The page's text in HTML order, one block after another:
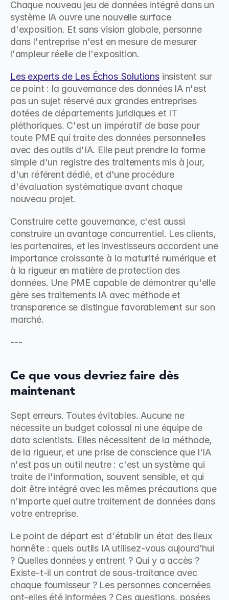
Chaque nouveau jeu de données intégré dans un
système IA ouvre une nouvelle surface
d'exposition. Et sans vision globale, personne
dans l'entreprise n'est en mesure de mesurer
l'ampleur réelle de l'exposition.
Les experts de Les Échos Solutions insistent sur
ce point : la gouvernance des données IA n'est
pas un sujet réservé aux grandes entreprises
dotées de départements juridiques et IT
pléthoriques. C'est un impératif de base pour
toute PME qui traite des données personnelles
avec des outils d'IA. Elle peut prendre la forme
simple d'un registre des traitements mis à jour,
d'un référent dédié, et d'une procédure
d'évaluation systématique avant chaque
nouveau projet.
Construire cette gouvernance, c'est aussi
construire un avantage concurrentiel. Les clients,
les partenaires, et les investisseurs accordent une
importance croissante à la maturité numérique et
à la rigueur en matière de protection des
données. Une PME capable de démontrer qu'elle
gère ses traitements IA avec méthode et
transparence se distingue favorablement sur son
marché.
---
Ce que vous devriez faire dès
maintenant
Sept erreurs. Toutes évitables. Aucune ne
nécessite un budget colossal ni une équipe de
data scientists. Elles nécessitent de la méthode,
de la rigueur, et une prise de conscience que l'IA
n'est pas un outil neutre : c'est un système qui
traite de l'information, souvent sensible, et qui
doit être intégré avec les mêmes précautions que
n'importe quel autre traitement de données dans
votre entreprise.
Le point de départ est d'établir un état des lieux
honnête : quels outils IA utilisez-vous aujourd'hui
? Quelles données y entrent ? Qui y a accès ?
Existe-t-il un contrat de sous-traitance avec
chaque fournisseur ? Les personnes concernées
ont-elles été informées ? Ces questions, posées